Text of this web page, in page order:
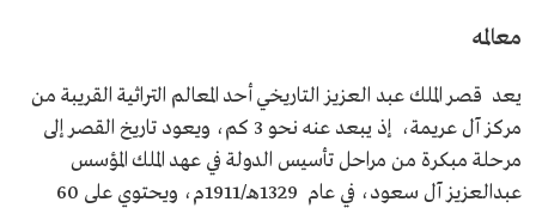
معالمه
يعد قصر الملك عبد العزيز التاريخي أحد المعالم التراثية القريبة من
مركز آل عريمة، إذ يبعد عنه نحو 3 كم، ويعود تاريخ القصر إلى
مرحلة مبكرة من مراحل تأسيس الدولة في عهد الملك المؤسس
عبدالعزيز آل سعود، في عام 1329هـ/1911م، ويحتوي على 60